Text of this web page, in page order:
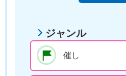
ジャンル
催し